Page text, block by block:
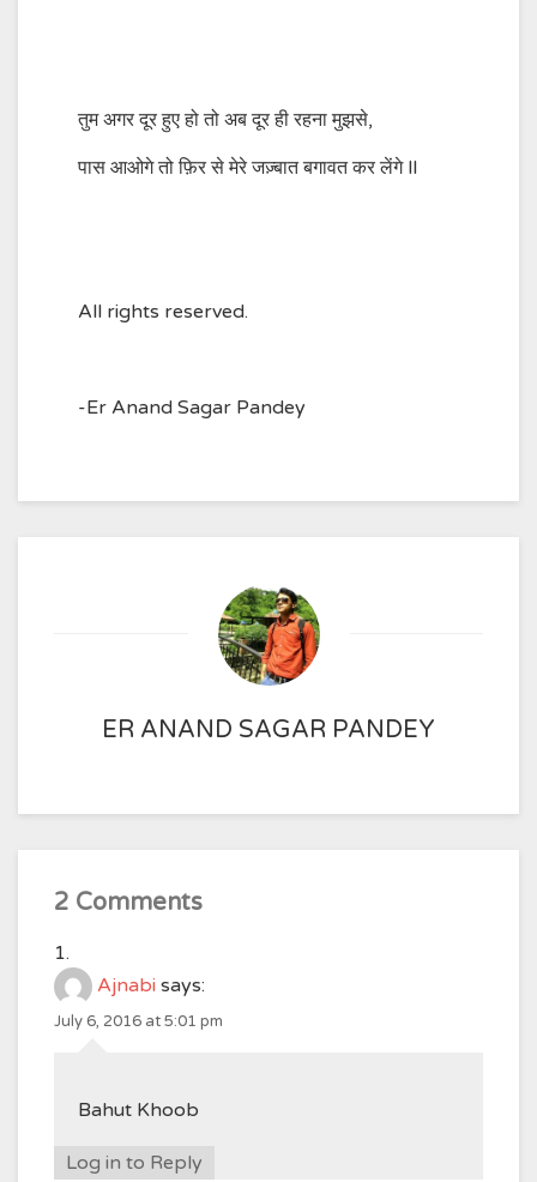
तुम अगर दूर हुए हो तो अब दूर ही रहना मुझसे,
पास आओगे तो फ़िर से मेरे जज़्बात बगावत कर लेंगे ll
All rights reserved.
-Er Anand Sagar Pandey
ER ANAND SAGAR PANDEY
2 Comments
Ajnabi says:
July 6, 2016 at 5:01 pm
Bahut Khoob
Log in to Reply